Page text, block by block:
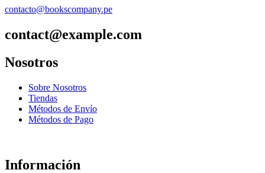
contacto@bookscompany.pe
contact@example.com
Nosotros
Sobre Nosotros
Tiendas
Métodos de Envío
Métodos de Pago
Información